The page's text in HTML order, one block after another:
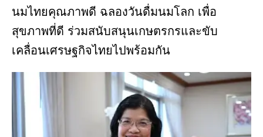
นมไทยคุณภาพดี ฉลองวันดื่มนมโลก เพื่อ
สุขภาพที่ดี ร่วมสนับสนุนเกษตรกรและขับ
เคลื่อนเศรษฐกิจไทยไปพร้อมกัน